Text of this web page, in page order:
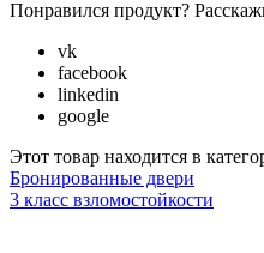
Понравился продукт?
vk
facebook
linkedin
google
Этот товар находится в
Бронированные двери
3 класс взломостойкости